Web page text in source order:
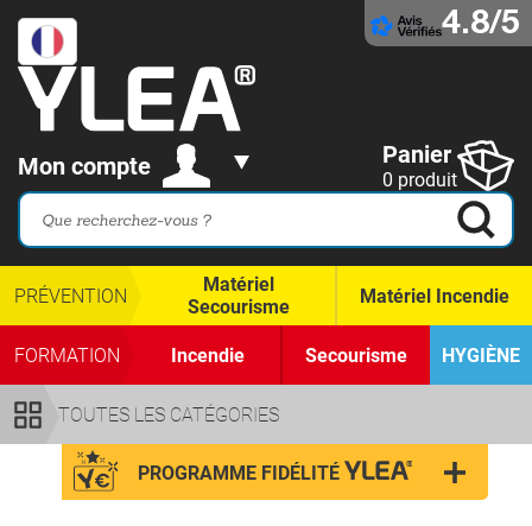
4.8/5
Mon compte Panier
0 produit
TOUTES LES CATÉGORIES
PRÉVENTION
Matériel
Secourisme
Matériel Incendie
FORMATION Incendie Secourisme HYGIÈNE
PROGRAMME FIDÉLITÉ